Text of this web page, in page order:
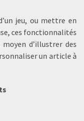
jeu, ou mettre en
ces fonctionnalités
d’illustrer des
un article à